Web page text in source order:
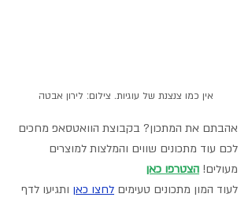
אין כמו צנצנת של עוגיות. צילום: לירון אבטה
אהבתם את המתכון? בקבוצת הוואטסאפ מחכים
לכם עוד מתכונים שווים והמלצות למוצרים
מעולים! הצטרפו כאן
לעוד המון מתכונים טעימים לחצו כאן ותגיעו לדף